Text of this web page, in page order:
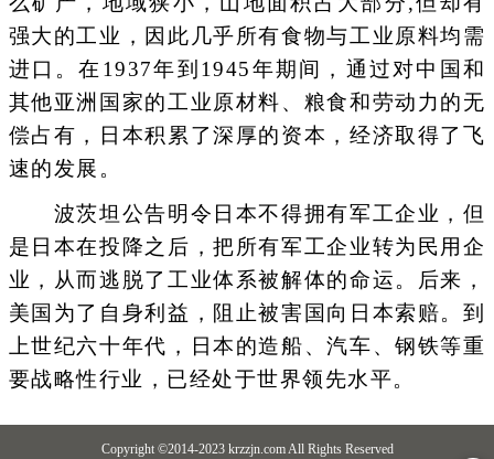
强大的工业，因此几乎所有食物与工业原料均需
进口。在1937年到1945年期间，通过对中国和
其他亚洲国家的工业原材料、粮食和劳动力的无
偿占有，日本积累了深厚的资本，经济取得了飞
速的发展。
波茨坦公告明令日本不得拥有军工企业，但
是日本在投降之后，把所有军工企业转为民用企
业，从而逃脱了工业体系被解体的命运。后来，
美国为了自身利益，阻止被害国向日本索赔。到
上世纪六十年代，日本的造船、汽车、钢铁等重
要战略性行业，已经处于世界领先水平。
Copyright ©2014-2023 krzzjn.com All Rights Reserved